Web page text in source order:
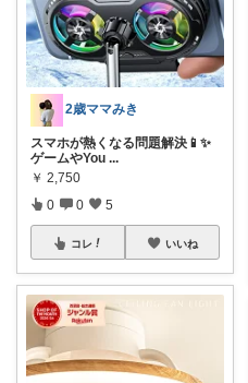
2歳ママみき
スマホが熱くなる問題解決📱✨
ゲームやYou ...
￥ 2,750
0 0 5
コレ いいね